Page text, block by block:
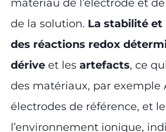
matériau de l’électrode et
de la solution. La stabilité
des réactions redox
dérive et les artefacts, ce
des matériaux, par exemple
électrodes de référence, et
l’environnement ionique,